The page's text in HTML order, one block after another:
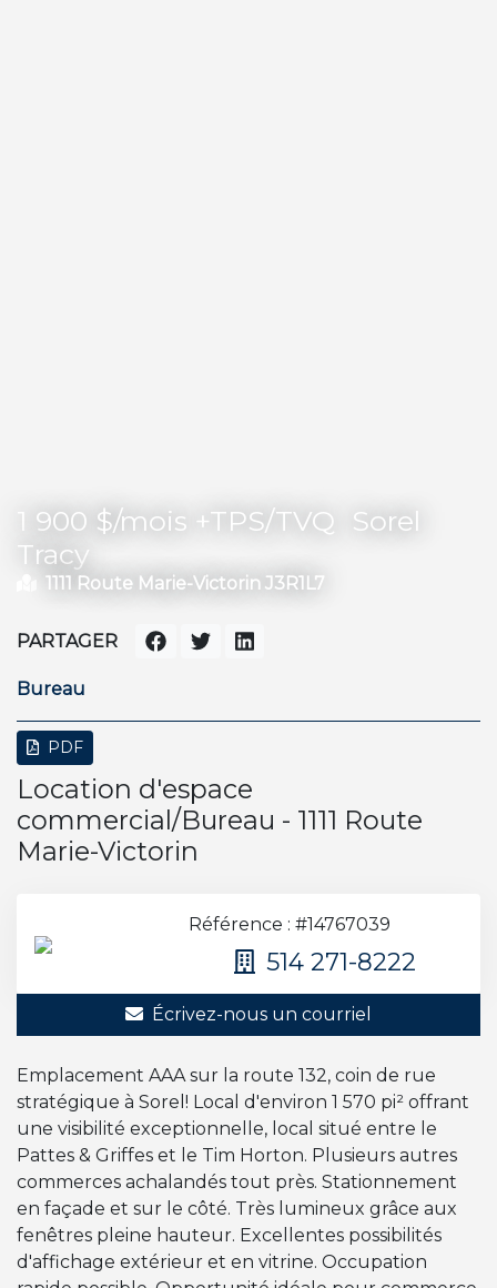
1 900 $/mois +TPS/TVQ
Sorel
Tracy
1111 Route Marie-Victorin J3R1L7
Bureau
PARTAGER
PDF
Location d'espace
commercial/Bureau - 1111 Route
Marie-Victorin
Référence : #14767039
514 271-8222
Écrivez-nous un courriel
Emplacement AAA sur la route 132, coin de rue
stratégique à Sorel! Local d'environ 1 570 pi² offrant
une visibilité exceptionnelle, local situé entre le
Pattes & Griffes et le Tim Horton. Plusieurs autres
commerces achalandés tout près. Stationnement
en façade et sur le côté. Très lumineux grâce aux
fenêtres pleine hauteur. Excellentes possibilités
d'affichage extérieur et en vitrine. Occupation